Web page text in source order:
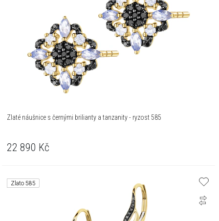
Zlaté náušnice s černými brilianty a tanzanity - ryzost 585
22 890 Kč
Zlato 585